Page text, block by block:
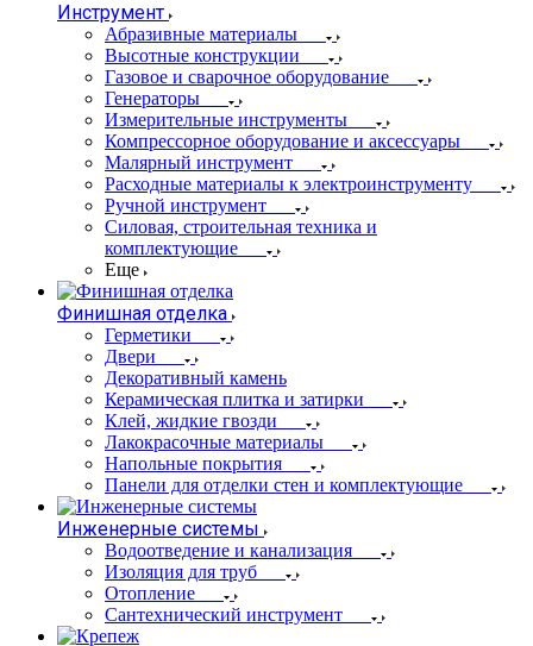
Инструмент
Абразивные материалы
Высотные конструкции
Газовое и сварочное оборудование
Генераторы
Измерительные инструменты
Компрессорное оборудование и аксессуары
Малярный инструмент
Расходные материалы к электроинструменту
Ручной инструмент
Силовая, строительная техника и
комплектующие
Еще
Финишная отделка
Герметики
Двери
Декоративный камень
Керамическая плитка и затирки
Клей, жидкие гвозди
Лакокрасочные материалы
Напольные покрытия
Панели для отделки стен и комплектующие
Инженерные системы
Водоотведение и канализация
Изоляция для труб
Отопление
Сантехнический инструмент